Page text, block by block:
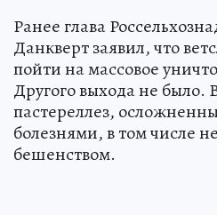
Ранее глава
Данкверт заявил, что
пойти на массовое
Другого выхода не было.
пастереллез,
болезнями, в том числе
бешенством.